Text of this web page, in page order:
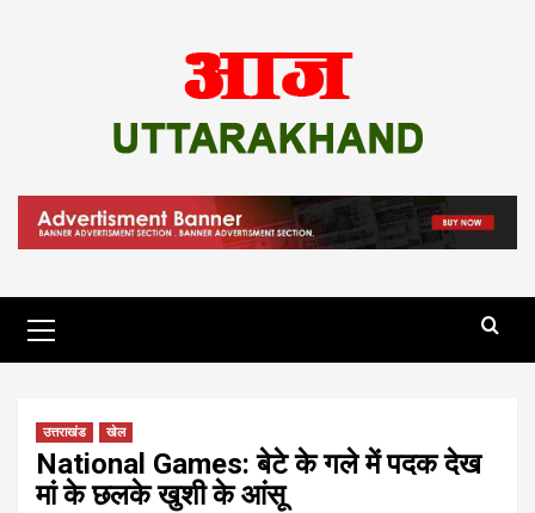
Menu
उत्तराखंड खेल
National Games: बेटे के गले में पदक देख
मां के छलके खुशी के आंसू